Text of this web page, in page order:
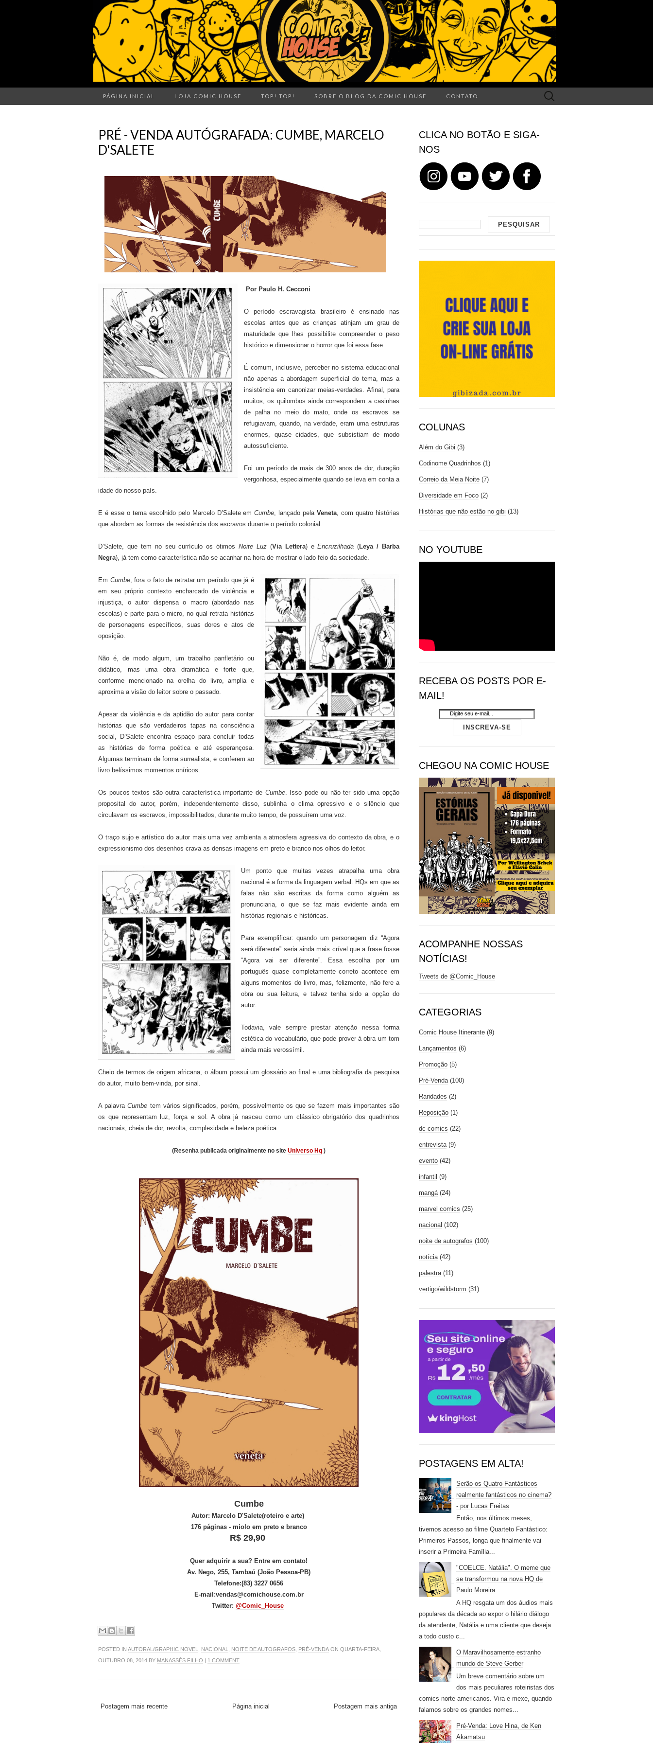
PÁGINA INICIAL LOJA COMIC HOUSE TOP! TOP! SOBRE O BLOG DA COMIC HOUSE CONTATO
Search
for:
PRÉ - VENDA AUTÓGRAFADA: CUMBE, MARCELO
D'SALETE
Por Paulo H. Cecconi
O período escravagista brasileiro é ensinado nas
escolas antes que as crianças atinjam um grau de
maturidade que lhes possibilite compreender o peso
histórico e dimensionar o horror que foi essa fase.
É comum, inclusive, perceber no sistema educacional
não apenas a abordagem superficial do tema, mas a
insistência em canonizar meias-verdades. Afinal, para
muitos, os quilombos ainda correspondem a casinhas
de palha no meio do mato, onde os escravos se
refugiavam, quando, na verdade, eram uma estruturas
enormes, quase cidades, que subsistiam de modo
autossuficiente.
Foi um período de mais de 300 anos de dor, duração
vergonhosa, especialmente quando se leva em conta a
idade do nosso país.
E é esse o tema escolhido pelo Marcelo D’Salete emCumbe, lançado pelaVeneta, com quatro histórias
que abordam as formas de resistência dos escravos durante o período colonial.
D’Salete, que tem no seu currículo os ótimos Noite Luz(Via Lettera) eEncruzilhada (Leya / Barba
Negra), já tem como característica não se acanhar na hora de mostrar o lado feio da sociedade.
Em Cumbe, fora o fato de retratar um período que já é
em seu próprio contexto encharcado de violência e
injustiça, o autor dispensa o macro (abordado nas
escolas) e parte para o micro, no qual retrata histórias
de personagens específicos, suas dores e atos de
oposição.
Não é, de modo algum, um trabalho panfletário ou
didático, mas uma obra dramática e forte que,
conforme mencionado na orelha do livro, amplia e
aproxima a visão do leitor sobre o passado.
Apesar da violência e da aptidão do autor para contar
histórias que são verdadeiros tapas na consciência
social, D’Salete encontra espaço para concluir todas
as histórias de forma poética e até esperançosa.
Algumas terminam de forma surrealista, e conferem ao
livro belíssimos momentos oníricos.
Os poucos textos são outra característica importante de Cumbe. Isso pode ou não ter sido uma opção
proposital do autor, porém, independentemente disso, sublinha o clima opressivo e o silêncio que
circulavam os escravos, impossibilitados, durante muito tempo, de possuírem uma voz.
O traço sujo e artístico do autor mais uma vez ambienta a atmosfera agressiva do contexto da obra, e o
expressionismo dos desenhos crava as densas imagens em preto e branco nos olhos do leitor.
Um ponto que muitas vezes atrapalha uma obra
nacional é a forma da linguagem verbal. HQs em que as
falas não são escritas da forma como alguém as
pronunciaria, o que se faz mais evidente ainda em
histórias regionais e históricas.
Para exemplificar: quando um personagem diz “Agora
será diferente” seria ainda mais crível que a frase fosse
“Agora vai ser diferente”. Essa escolha por um
português quase completamente correto acontece em
alguns momentos do livro, mas, felizmente, não fere a
obra ou sua leitura, e talvez tenha sido a opção do
autor.
Todavia, vale sempre prestar atenção nessa forma
estética do vocabulário, que pode prover à obra um tom
ainda mais verossímil.
Cheio de termos de origem africana, o álbum possui um glossário ao final e uma bibliografia da pesquisa
do autor, muito bem-vinda, por sinal.
A palavraCumbe tem vários significados, porém, possivelmente os que se fazem mais importantes são
os que representam luz, força e sol. A obra já nasceu como um clássico obrigatório dos quadrinhos
nacionais, cheia de dor, revolta, complexidade e beleza poética.
(Resenha publicada originalmente no site Universo Hq )
Cumbe
Autor: Marcelo D'Salete(roteiro e arte)
176 páginas - miolo em preto e branco
R$ 29,90
Quer adquirir a sua? Entre em contato!
Av. Nego, 255, Tambaú (João Pessoa-PB)
Telefone:(83) 3227 0656
E-mail:vendas@comichouse.com.br
Twitter: @Comic_House
POSTED IN AUTORAL/GRAPHIC NOVEL NACIONAL NOITE DE AUTOGRAFOS PRÉ-VENDA ON QUARTA-FEIRA,
OUTUBRO 08, 2014 BY MANASSÉS FILHO | 1 COMMENT
Postagem mais recente Postagem mais antiga
Página inicial
CLICA NO BOTÃO E SIGA-
NOS
COLUNAS
Além do Gibi (3)
Codinome Quadrinhos (1)
Correio da Meia Noite (7)
Diversidade em Foco (2)
Histórias que não estão no gibi (13)
NO YOUTUBE
RECEBA OS POSTS POR E-
MAIL!
CHEGOU NA COMIC HOUSE
ACOMPANHE NOSSAS
NOTÍCIAS!
Tweets de @Comic_House
CATEGORIAS
Comic House Itinerante (9)
Lançamentos (6)
Promoção (5)
Pré-Venda (100)
Raridades (2)
Reposição (1)
dc comics (22)
entrevista (9)
evento (42)
infantil (9)
mangá (24)
marvel comics (25)
nacional (102)
noite de autografos (100)
notícia (42)
palestra (11)
vertigo/wildstorm (31)
POSTAGENS EM ALTA!
Serão os Quatro Fantásticos
realmente fantásticos no cinema?
- por Lucas Freitas
Então, nos últimos meses,
tivemos acesso ao filme Quarteto Fantástico:
Primeiros Passos, longa que finalmente vai
inserir a Primeira Família...
"COELCE. Natália". O meme que
se transformou na nova HQ de
Paulo Moreira
A HQ resgata um dos áudios mais
populares da década ao expor o hilário diálogo
da atendente, Natália e uma cliente que deseja
a todo custo c...
O Maravilhosamente estranho
mundo de Steve Gerber
Um breve comentário sobre um
dos mais peculiares roteiristas dos
comics norte-americanos. Vira e mexe, quando
falamos sobre os grandes nomes...
Pré-Venda: Love Hina, de Ken
Akamatsu